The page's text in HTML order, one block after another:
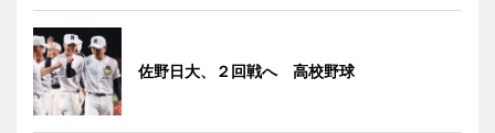
佐野日大、２回戦へ 高校野球